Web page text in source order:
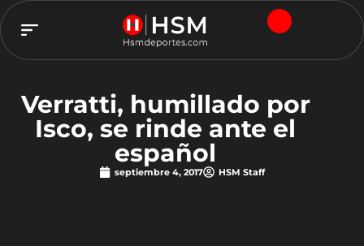
Verratti, humillado por
Isco, se rinde ante el
español
septiembre 4, 2017 HSM Staff